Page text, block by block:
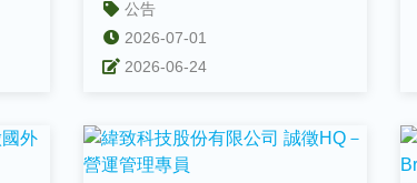
想...
公告
2026-07-01
2026-06-24